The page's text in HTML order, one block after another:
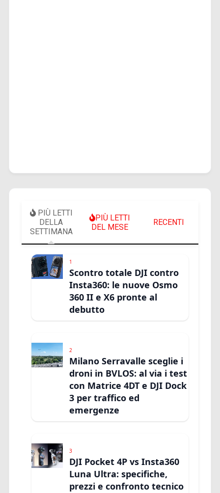
PIÙ LETTI
DELLA
SETTIMANA
PIÙ LETTI
DEL MESE
RECENTI
1
Scontro totale DJI contro
Insta360: le nuove Osmo
360 II e X6 pronte al
debutto
2
Milano Serravalle sceglie i
droni in BVLOS: al via i test
con Matrice 4DT e DJI Dock
3 per traffico ed
emergenze
3
DJI Pocket 4P vs Insta360
Luna Ultra: specifiche,
prezzi e confronto tecnico